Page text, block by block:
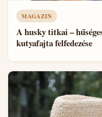
MAGAZIN
A husky titkai –
kutyafajta felfedezése